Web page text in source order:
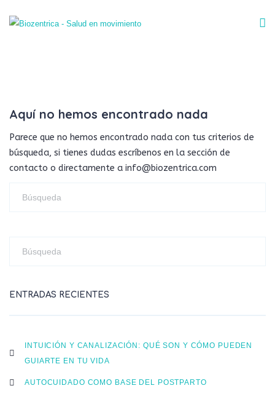
Aquí no hemos encontrado nada
Parece que no hemos encontrado nada con tus criterios de
búsqueda, si tienes dudas escríbenos en la sección de
contacto o directamente a info@biozentrica.com
ENTRADAS RECIENTES
INTUICIÓN Y CANALIZACIÓN: QUÉ SON Y CÓMO PUEDEN
GUIARTE EN TU VIDA
AUTOCUIDADO COMO BASE DEL POSTPARTO